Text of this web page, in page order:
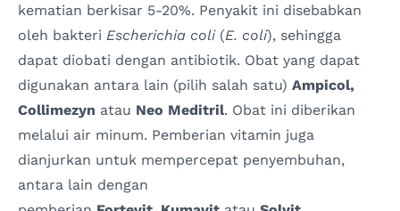
kematian berkisar 5-20%. Penyakit ini disebabkan
oleh bakteri Escherichia coli(E. coli), sehingga
dapat diobati dengan antibiotik. Obat yang dapat
digunakan antara lain (pilih salah satu) Ampicol,
Collimezyn atau Neo Meditril. Obat ini diberikan
melalui air minum. Pemberian vitamin juga
dianjurkan untuk mempercepat penyembuhan,
antara lain dengan